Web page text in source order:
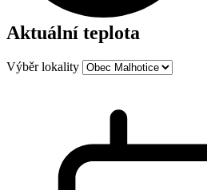
Aktuální teplota
Výběr lokality